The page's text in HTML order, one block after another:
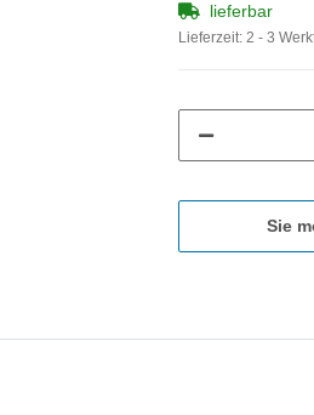
lieferbar
Lieferzeit: 2 - 3
Sie